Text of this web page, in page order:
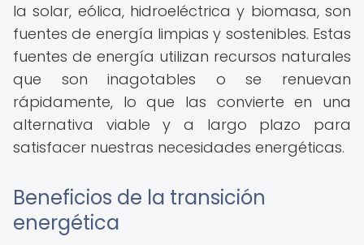
la solar, eólica, hidroeléctrica y biomasa, son
fuentes de energía limpias y sostenibles. Estas
fuentes de energía utilizan recursos naturales
que son inagotables o se renuevan
rápidamente, lo que las convierte en una
alternativa viable y a largo plazo para
satisfacer nuestras necesidades energéticas.
Beneficios de la transición
energética